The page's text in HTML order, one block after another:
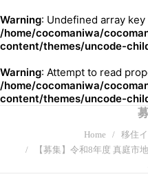
Warning: Undefined array key
/home/cocomaniwa/
content/themes/uncode-
Warning: Attempt to read
/home/cocomaniwa/
content/themes/uncode-
Home 移住
【募集】令和8年度 真庭市